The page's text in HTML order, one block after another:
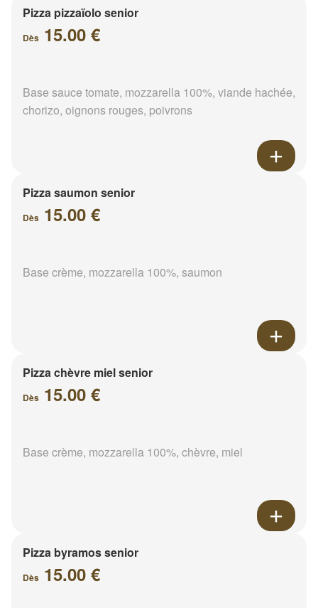
Pizza pizzaïolo senior
Dès 15.00 €
Base sauce tomate, mozzarella 100%, viande hachée,
chorizo, oignons rouges, poivrons
Pizza saumon senior
Dès 15.00 €
Base crème, mozzarella 100%, saumon
Pizza chèvre miel senior
Dès 15.00 €
Base crème, mozzarella 100%, chèvre, miel
Pizza byramos senior
Dès 15.00 €